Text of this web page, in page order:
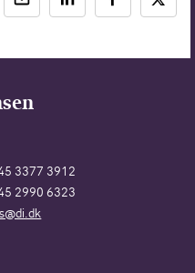
3377 3912
2990 6323